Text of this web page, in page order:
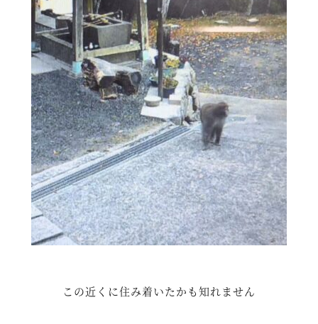
この近くに住み着いたかも知れません